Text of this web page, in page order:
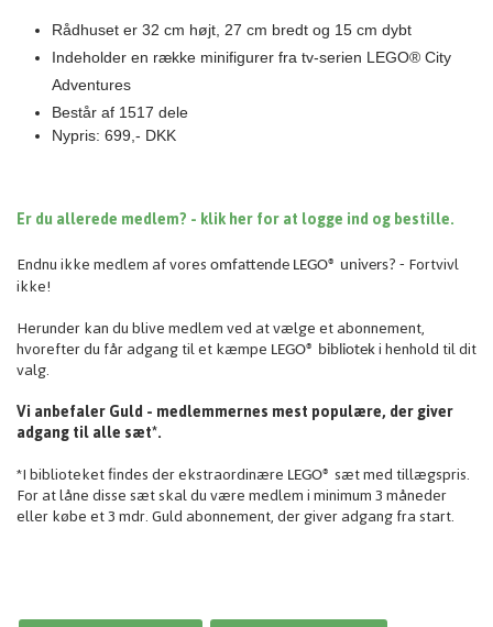
Rådhuset er 32 cm højt, 27 cm bredt og 15 cm dybt
Indeholder en række minifigurer fra tv-serien LEGO® City
Adventures
Består af 1517 dele
Nypris: 699,- DKK
Er du allerede medlem? - klik her for at logge ind og bestille.
Endnu ikke medlem af vores omfattende LEGO® univers? - Fortvivl
ikke!
Herunder kan du blive medlem ved at vælge et abonnement,
hvorefter du får adgang til et kæmpe LEGO® bibliotek i henhold til dit
valg.
Vi anbefaler Guld - medlemmernes mest populære, der giver
adgang til alle sæt*.
*I biblioteket findes der ekstraordinære LEGO® sæt med tillægspris.
For at låne disse sæt skal du være medlem i minimum 3 måneder
eller købe et 3 mdr. Guld abonnement, der giver adgang fra start.